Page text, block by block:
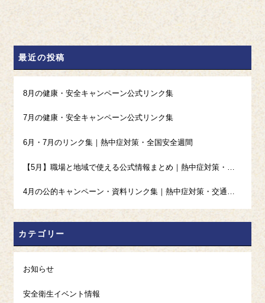
最近の投稿
8月の健康・安全キャンペーン公式リンク集
7月の健康・安全キャンペーン公式リンク集
6月・7月のリンク集｜熱中症対策・全国安全週間
4月の公的キャンペーン・資料リンク集｜熱中症対策・交通安全・発達障害啓発・ストレスチェック
カテゴリー
お知らせ
安全衛生イベント情報